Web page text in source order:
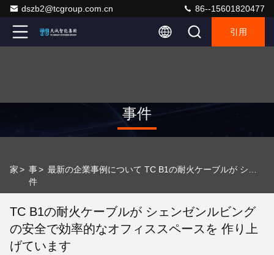
dszb2@tcgroup.com.cn 86--15601820477
引用
事件
家> 事
件
>
TC B1の耐火ケーブルが シェンゼンルビング
の安全で効率的なオフィススペースを 作り上
げています